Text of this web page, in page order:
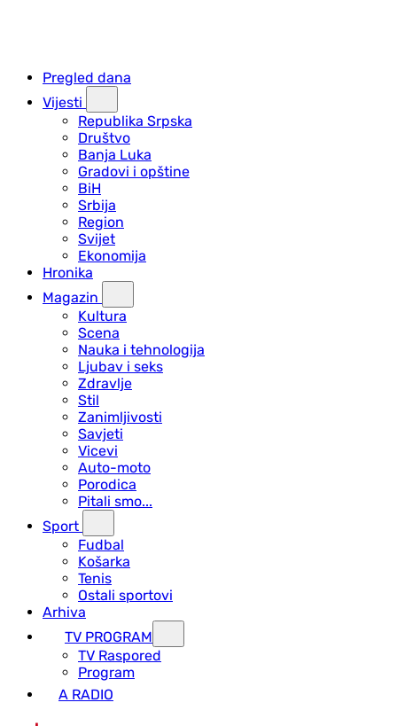
Pregled dana
Vijesti
Republika Srpska
Društvo
Banja Luka
Gradovi i opštine
BiH
Srbija
Region
Svijet
Ekonomija
Hronika
Magazin
Kultura
Scena
Nauka i tehnologija
Ljubav i seks
Zdravlje
Stil
Zanimljivosti
Savjeti
Vicevi
Auto-moto
Porodica
Pitali smo...
Sport
Fudbal
Košarka
Tenis
Ostali sportovi
Arhiva
TV PROGRAM
ТV Raspored
Program
A RADIO